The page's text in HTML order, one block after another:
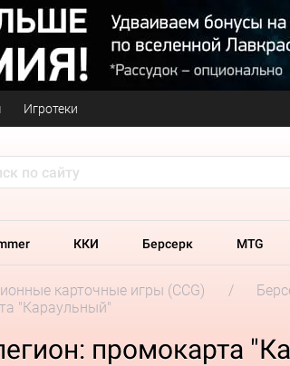
Игротеки
ККИ Берсерк MTG
карточные игры (CCG)
"Караульный"
промокарта